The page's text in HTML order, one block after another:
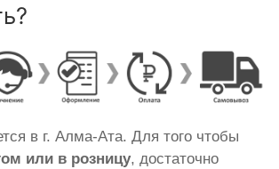
в г. Алма-Ата. Для того чтобы
или в розницу, достаточно